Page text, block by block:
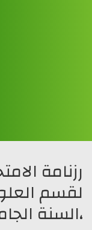
رزنامة
لقسم
،السنة الجامعية